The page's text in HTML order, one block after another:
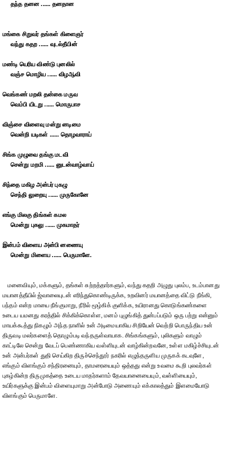
தந்த தனன ...... தனதான
மங்கை சிறுவர் தங்கள் கிளைஞர்
வந்து கதற ...... வுடல்தீயின்
மண்டி யெரிய விண்டு புனலில்
வஞ்ச மொழிய ...... விழஆவி
வெங்கண் மறலி தன்கை மருவ
வெம்பி யிடறு ...... மொருபாச
விஞ்சை விளைவு மன்று னடிமை
வென்றி யடிகள் ...... தொழவாராய்
சிங்க முழுவை தங்கு மடவி
சென்று மறமி ...... னுடன்வாழ்வாய்
சிந்தை மகிழ அன்பர் புகழு
செந்தி லுறையு ...... முருகோனே
எங்கு மிலகு திங்கள் கமல
மென்று புகலு ...... முகமாதர்
இன்பம் விளைய அன்பி னணையு
மென்று மிளைய ...... பெருமாளே.
மனைவியும், மக்களும், தங்கள் சுற்றத்தார்களும், வந்து கதறி அழுது புலம்ப, உடம்பானது
மயானத்தீயில் ஜ்வாலையுடன் எரிந்துகொண்டிருக்க, உறவினர் மயானத்தை விட்டு நீங்கி,
பந்தம் என்ற மாயை நீங்குமாறு, நீரில் மூழ்கிக் குளிக்க, உயிரானது கொடுங்கண்களை
உடைய யமனது கரத்தில் சிக்கிக்கொள்ள, மனம் புழுங்கித் துன்பப்படும் ஒரு பற்று என்னும்
மாயக்கூத்து நிகழும் அந்த நாளில் உன் அடிமையாகிய சிறியேன் வெற்றி பொருந்திய உன்
திருவடி மலர்களைத் தொழும்படி வந்தருள்வாயாக. சிங்கங்களும், புலிகளும் வாழும்
காட்டிலே சென்று வேடப் பெண்ணாகிய வள்ளியுடன் வாழ்கின்றவனே, உள்ள மகிழ்ச்சியுடன்
உன் அன்பர்கள் துதி செய்கிற திருச்செந்தூர் நகரில் எழுந்தருளிய முருகக் கடவுளே,
எங்கும் விளங்கும் சந்திரனையும், தாமரையையும் ஒத்தது என்று உவமை கூறி புலவர்கள்
புகழ்கின்ற திருமுகத்தை உடைய மாதர்களாம் தேவயானையையும், வள்ளியையும்,
உயிர்களுக்கு இன்பம் விளையுமாறு அன்போடு அணையும் எக்காலத்தும் இளமையோடு
விளங்கும் பெருமாளே.